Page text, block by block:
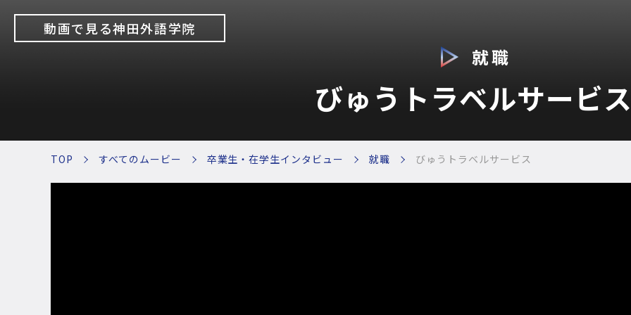
動画で見る神田外語学院
就職
びゅうトラベルサービ
TOP すべてのムービー 卒業生・在学生インタビュー 就職 びゅうトラベルサービス